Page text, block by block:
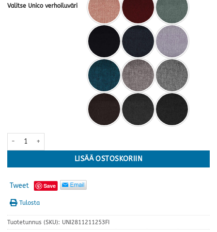
Valitse Unico verhoiluväri
Flamingo recliner · useita värejä määrä
LISÄÄ OSTOSKORIIN
Tweet Save
Tulosta
Tuotetunnus (SKU): UNI2811211253FI